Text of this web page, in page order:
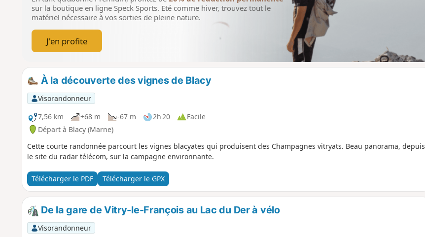
sur la boutique en ligne Speck Sports. Eté comme hiver, trouvez tout le
matériel nécessaire à vos sorties de pleine nature.
J'en profite
À la découverte des vignes de Blacy
Visorandonneur
7,56 km
+68 m -67 m 2h 20
Facile
Départ à Blacy (Marne)
Cette courte randonnée parcourt les vignes blacyates qui produisent des Champagnes vitryats. Beau panorama, depuis
le site du radar télécom, sur la campagne environnante.
Télécharger le PDF Télécharger le GPX
De la gare de Vitry-le-François au Lac du Der à vélo
Visorandonneur